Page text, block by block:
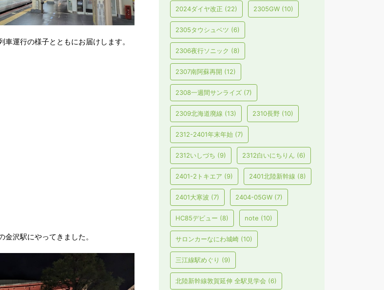
運行の様子とともにお届けします。
沢駅にやってきました。
2024ダイヤ改正 (22) 2305GW (10)
2305タウシュベツ (6)
2306夜行ソニック (8)
2307南阿蘇再開 (12)
2308一週間サンライズ (7)
2309北海道廃線 (13) 2310長野 (10)
2312-2401年末年始 (7)
2312いしづち (9) 2312白いにちりん (6)
2401-2トキエア (9) 2401北陸新幹線 (8)
2401大寒波 (7) 2404-05GW (7)
HC85デビュー (8) note (10)
サロンカーなにわ城崎 (10)
三江線駅めぐり (9)
北陸新幹線敦賀延伸 全駅見学会 (6)